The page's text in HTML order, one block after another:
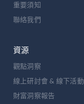
重要須知
聯絡我們
資源
觀點洞察
線上研討會 & 線下活動
財富洞察報告